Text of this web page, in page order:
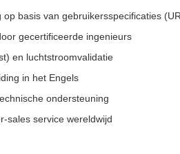
basis van gebruikersspecificaties
gecertificeerde ingenieurs
en luchtstroomvalidatie
in het Engels
ondersteuning
sales service wereldwijd